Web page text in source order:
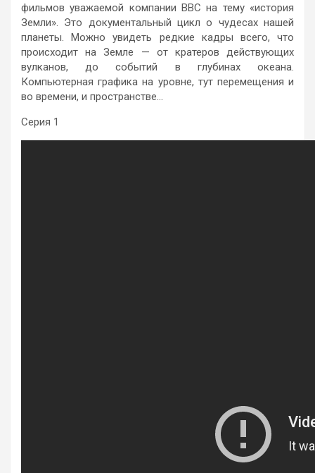
фильмов уважаемой компании ВВС на тему «история
Земли». Это документальный цикл о чудесах нашей
планеты. Можно увидеть редкие кадры всего, что
происходит на Земле — от кратеров действующих
вулканов, до событий в глубинах океана.
Компьютерная графика на уровне, тут перемещения и
во времени, и пространстве…
Серия 1